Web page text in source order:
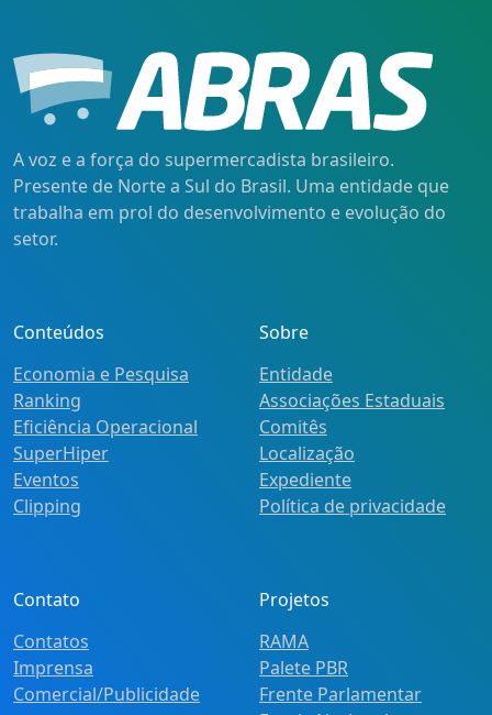
A voz e a força do supermercadista brasileiro.
Presente de Norte a Sul do Brasil. Uma entidade que
trabalha em prol do desenvolvimento e evolução do
setor.
Conteúdos
Economia e Pesquisa
Ranking
Eficiência Operacional
SuperHiper
Eventos
Clipping
Sobre
Entidade
Associações Estaduais
Comitês
Localização
Expediente
Política de privacidade
Contato
Contatos
Imprensa
Comercial/Publicidade
Projetos
RAMA
Palete PBR
Frente Parlamentar